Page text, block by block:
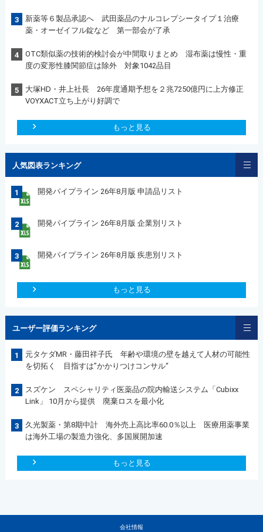
3
新薬等６製品承認へ 武田薬品のナルコレプシータイプ１治療
薬・オーゼイフル錠など 第一部会が了承
4
OTC類似薬の技術的検討会が中間取りまとめ 湿布薬は慢性・重
度の変形性膝関節症は除外 対象1042品目
5
大塚HD・井上社長 26年度通期予想を２兆7250億円に上方修正
VOYXACT立ち上がり好調で
もっと見る
人気図表ランキング
1 開発パイプライン 26年8月版 申請品リスト
2 開発パイプライン 26年8月版 企業別リスト
3 開発パイプライン 26年8月版 疾患別リスト
もっと見る
ユーザー評価ランキング
1
元タケダMR・藤田祥子氏 年齢や環境の壁を越えて人材の可能性
を切拓く 目指すは”かかりつけコンサル“
2
スズケン スペシャリティ医薬品の院内輸送システム「Cubixx
Link」 10月から提供 廃棄ロスを最小化
3
久光製薬・第8期中計 海外売上高比率60.0％以上 医療用薬事業
は海外工場の製造力強化、多国展開加速
もっと見る
会社情報